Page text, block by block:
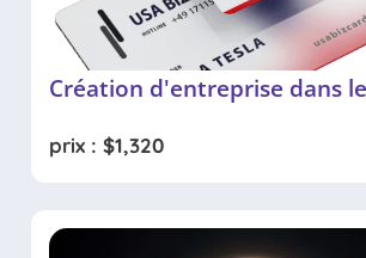
Création d'entreprise dans
prix : $1,320